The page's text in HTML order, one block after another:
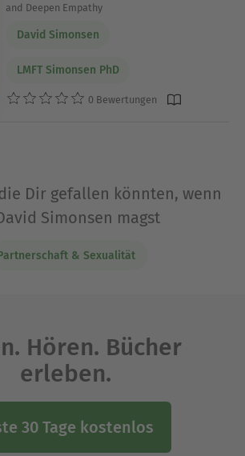
and Deepen Empathy
David Simonsen
LMFT Simonsen PhD
0 Bewertungen
Dir gefallen könnten, wenn
Simonsen magst
& Sexualität
Hören. Bücher
erleben.
30 Tage kostenlos